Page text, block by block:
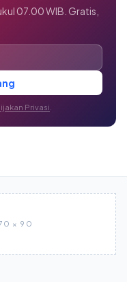
07.00 WIB. Gratis,
Privasi
× 90